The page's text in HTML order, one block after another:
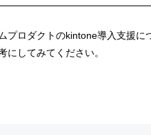
プロダクトのkintone導入支援
にしてみてください。